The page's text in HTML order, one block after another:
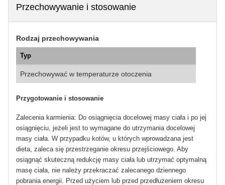
Przechowywanie i stosowanie
Rodzaj przechowywania
Typ
Przechowywać w temperaturze otoczenia
Przygotowanie i stosowanie
Zalecenia karmienia: Do osiągnięcia docelowej masy ciała i po jej
osiągnięciu, jeżeli jest to wymagane do utrzymania docelowej
masy ciała. W przypadku kotów, u których wprowadzana jest
dieta, zaleca się przestrzeganie okresu przejściowego. Aby
osiągnąć skuteczną redukcję masy ciała lub utrzymać optymalną
masę ciała, nie należy przekraczać zalecanego dziennego
pobrania energii. Przed użyciem lub przed przedłużeniem okresu